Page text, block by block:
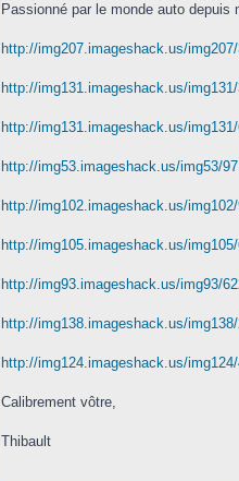
Passionné par le monde auto
http://img207.imageshack.us/
http://img131.imageshack.us/
http://img131.imageshack.us/
http://img53.imageshack.us/img53/
http://img102.imageshack.us/
http://img105.imageshack.us/
http://img93.imageshack.us/img93/
http://img138.imageshack.us/
http://img124.imageshack.us/
Calibrement vôtre,
Thibault